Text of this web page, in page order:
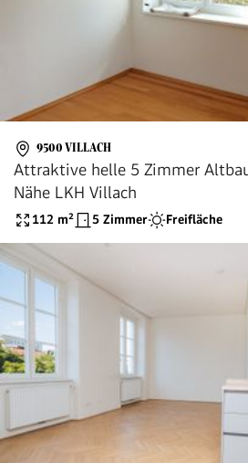
9500 VILLACH
Attraktive helle 5 Zimmer
Nähe LKH Villach
112 m² 5 Zimmer Freifläche